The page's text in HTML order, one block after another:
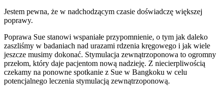
Jestem pewna, że w nadchodzącym czasie doświadczę większej
poprawy.
Poprawa Sue stanowi wspaniałe przypomnienie, o tym jak daleko
zaszliśmy w badaniach nad urazami rdzenia kręgowego i jak wiele
jeszcze musimy dokonać. Stymulacja zewnątrzoponowa to ogromny
przełom, który daje pacjentom nową nadzieję. Z niecierpliwością
czekamy na ponowne spotkanie z Sue w Bangkoku w celu
potencjalnego leczenia stymulacją zewnątrzoponową.